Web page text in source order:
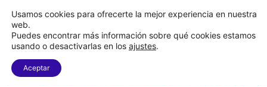
C&A México completa la implementación de su WMS en la nube
Menu
Usamos cookies para ofrecerte la mejor experiencia en nuestra
web.
Puedes encontrar más información sobre qué cookies estamos
usando o desactivarlas en los ajustes.
Aceptar